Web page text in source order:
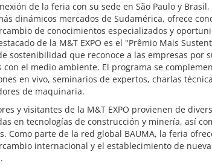
de la feria con su sede en São Paulo y
dinámicos mercados de Sudamérica, ofrece
de conocimientos especializados y
de la M&T EXPO es el "Prêmio Mais
sostenibilidad que reconoce a las empresas por
con el medio ambiente. El programa se
en vivo, seminarios de expertos, charlas
de maquinaria.
y visitantes de la M&T EXPO provienen de
en tecnologías de construcción y minería, así
Como parte de la red global BAUMA, la feria
internacional y el establecimiento de